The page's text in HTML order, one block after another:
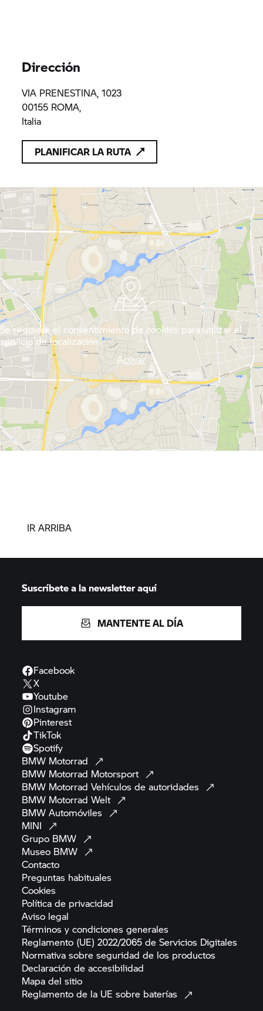
Dirección
VIA PRENESTINA, 1023
00155 ROMA,
Italia
PLANIFICAR LA RUTA
Se requiere el consentimiento de cookies para utilizar el
servicio de localización.
Activar
IR ARRIBA
Suscríbete a la newsletter aquí
MANTENTE AL DÍA
Facebook
X
Youtube
Instagram
Pinterest
TikTok
Spotify
BMW Motorrad
BMW Motorrad Motorsport
BMW Motorrad Vehículos deautoridades
BMW Motorrad Welt
BMWAutomóviles
MINI
Grupo BMW
Museo BMW
Contacto
Preguntas habituales
Cookies
Política de privacidad
Aviso legal
Términos y condicionesgenerales
Reglamento (UE) 2022/2065 de Servicios Digitales
Normativa sobre seguridad de los productos
Declaración deaccesibilidad
Mapa delsitio
Reglamento de la UE sobre baterías